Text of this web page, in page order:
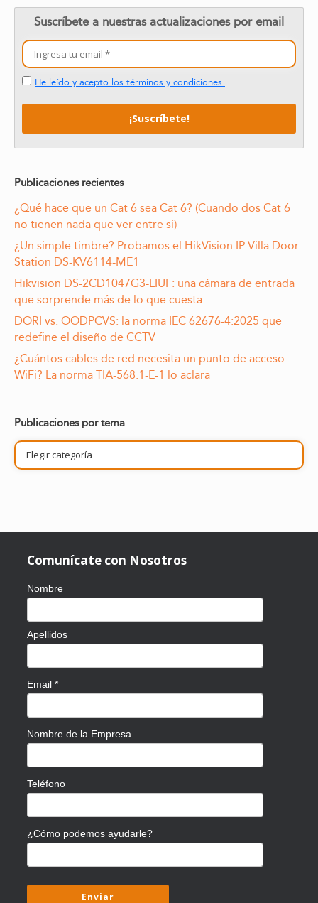
Suscríbete a nuestras actualizaciones por email
He leído y acepto los términos y condiciones.
Publicaciones recientes
¿Qué hace que un Cat 6 sea Cat 6? (Cuando dos Cat 6
no tienen nada que ver entre sí)
¿Un simple timbre? Probamos el HikVision IP Villa Door
Station DS-KV6114-ME1
Hikvision DS-2CD1047G3-LIUF: una cámara de entrada
que sorprende más de lo que cuesta
DORI vs. OODPCVS: la norma IEC 62676-4:2025 que
redefine el diseño de CCTV
¿Cuántos cables de red necesita un punto de acceso
WiFi? La norma TIA-568.1-E-1 lo aclara
Publicaciones por tema
Publicaciones
por
tema
Comunícate con Nosotros
Nombre
Apellidos
Email *
Nombre de la Empresa
Teléfono
¿Cómo podemos ayudarle?